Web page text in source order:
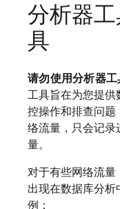
分析器
具
请勿使用分析器
工具旨在为您提
控操作和排查问题
络流量，只会记
量。
对于有些网络流量
出现在数据库分
例：